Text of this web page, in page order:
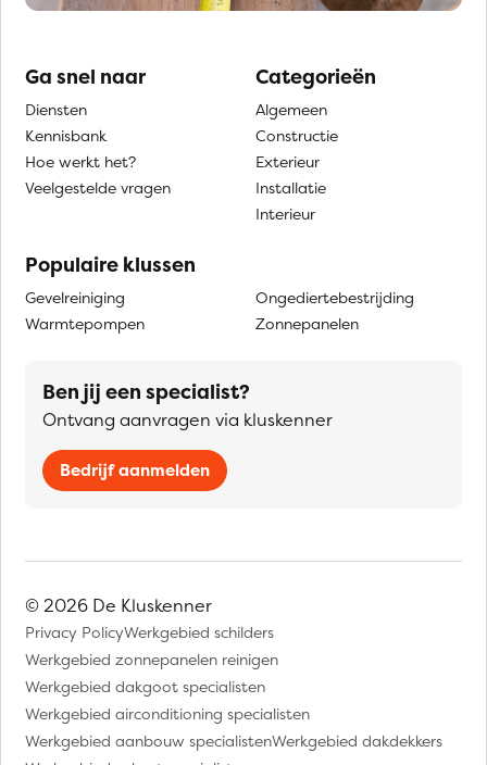
Ga snel naar
Diensten
Kennisbank
Hoe werkt het?
Veelgestelde vragen
Categorieën
Algemeen
Constructie
Exterieur
Installatie
Interieur
Populaire klussen
Gevelreiniging
Warmtepompen
Ongediertebestrijding
Zonnepanelen
Ben jij een specialist?
Ontvang aanvragen via kluskenner
Bedrijf aanmelden
© 2026 De Kluskenner
Privacy PolicyWerkgebied schilders
Werkgebied zonnepanelen reinigen
Werkgebied dakgoot specialisten
Werkgebied airconditioning specialisten
Werkgebied aanbouw specialistenWerkgebied dakdekkers